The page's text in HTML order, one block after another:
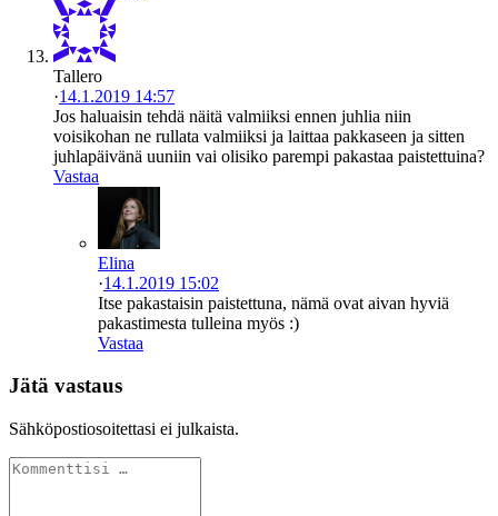
Tallero
·14.1.2019 14:57
Jos haluaisin tehdä näitä valmiiksi ennen juhlia niin
voisikohan ne rullata valmiiksi ja laittaa pakkaseen ja sitten
juhlapäivänä uuniin vai olisiko parempi pakastaa paistettuina?
Vastaa
Elina
·14.1.2019 15:02
Itse pakastaisin paistettuna, nämä ovat aivan hyviä
pakastimesta tulleina myös :)
Vastaa
Jätä vastaus
Sähköpostiosoitettasi ei julkaista.